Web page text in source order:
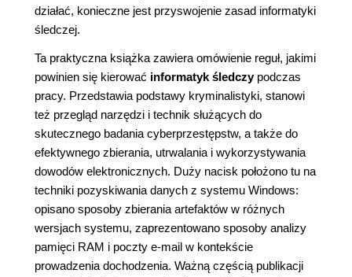
działać, konieczne jest przyswojenie zasad informatyki
śledczej.
Ta praktyczna książka zawiera omówienie reguł, jakimi
powinien się kierować informatyk śledczypodczas
pracy. Przedstawia podstawy kryminalistyki, stanowi
też przegląd narzędzi i technik służących do
skutecznego badania cyberprzestępstw, a także do
efektywnego zbierania, utrwalania i wykorzystywania
dowodów elektronicznych. Duży nacisk położono tu na
techniki pozyskiwania danych z systemu Windows:
opisano sposoby zbierania artefaktów w różnych
wersjach systemu, zaprezentowano sposoby analizy
pamięci RAM i poczty e-mail w kontekście
prowadzenia dochodzenia. Ważną częścią publikacji